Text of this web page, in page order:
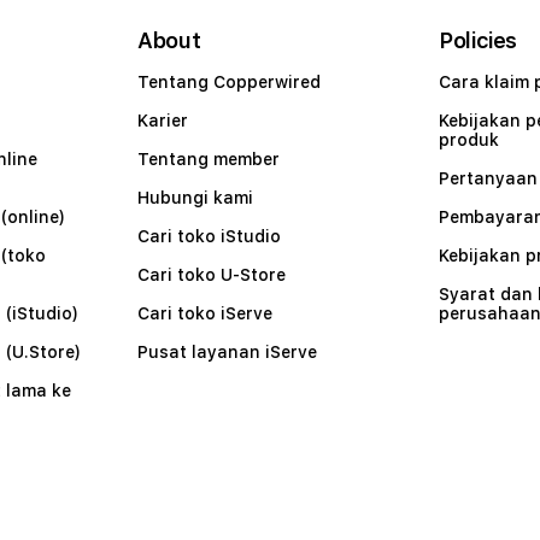
lama ke
About
Tentang Copperwired
Karier
Tentang member
Hubungi kami
Cari toko iStudio
Cari toko U-Store
Cari toko iServe
Pusat layanan iServe
Policies
Cara klaim
Kebijakan
produk
Pertanyaan
Kebijakan
Syarat dan
perusahaan